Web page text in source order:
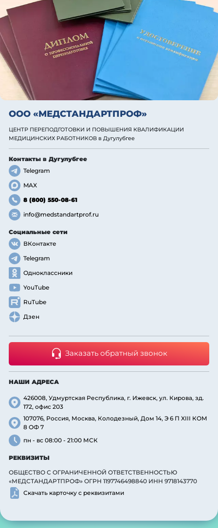
ООО «МЕДСТАНДАРТПРОФ»
ЦЕНТР ПЕРЕПОДГОТОВКИ И ПОВЫШЕНИЯ КВАЛИФИКАЦИИ
МЕДИЦИНСКИХ РАБОТНИКОВ в Дугулубгее
Контакты в Дугулубгее
Telegram
MAX
8 (800) 550-08-61
info@medstandartprof.ru
Социальные сети
ВКонтакте
Telegram
Одноклассники
YouTube
RuTube
Дзен
Заказать обратный звонок
НАШИ АДРЕСА
426008, Удмуртская Республика, г. Ижевск, ул. Кирова, зд.
172, офис 203
107076, Россия, Москва, Колодезный, Дом 14, Э 6 П XIII КОМ
8 ОФ 7
пн - вс 08:00 - 21:00 МСК
РЕКВИЗИТЫ
ОБЩЕСТВО С ОГРАНИЧЕННОЙ ОТВЕТСТВЕННОСТЬЮ
«МЕДСТАНДАРТПРОФ» ОГРН 1197746498840 ИНН 9718143770
Скачать карточку с реквизитами